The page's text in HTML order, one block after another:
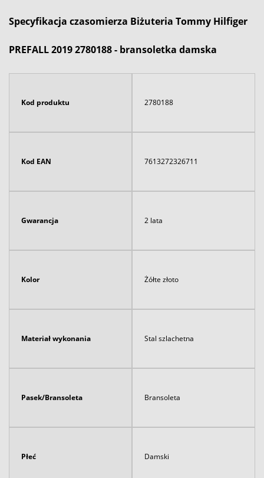
Specyfikacja czasomierza Biżuteria Tommy Hilfiger
PREFALL 2019 2780188 - bransoletka damska
Kod produktu 2780188
Kod EAN 7613272326711
Gwarancja 2 lata
Kolor Żółte złoto
Materiał wykonania Stal szlachetna
Pasek/Bransoleta Bransoleta
Płeć Damski